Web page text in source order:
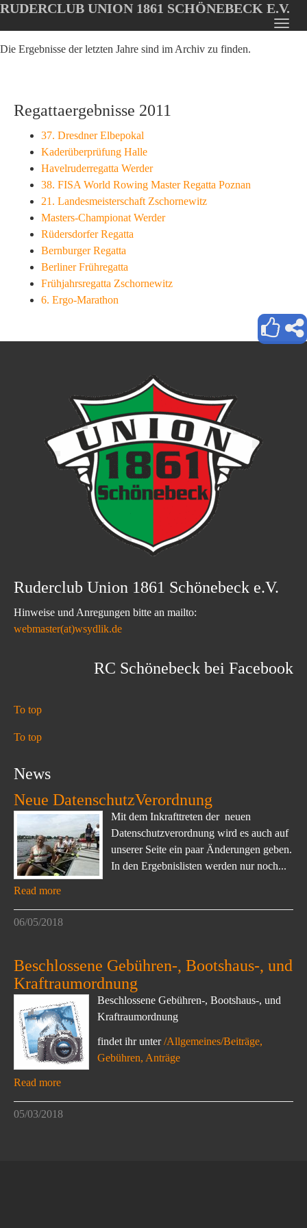
Oops, an error occurred! Code: 20260807152109b5da9bfc
to
RUDERCLUB UNION 1861 SCHÖNEBECK E.V.
Die Ergebnisse der letzten Jahre sind im Archiv zu finden.
Regattaergebnisse 2011
37. Dresdner Elbepokal
Kaderüberprüfung Halle
Havelruderregatta Werder
38. FISA World Rowing Master Regatta Poznan
21. Landesmeisterschaft Zschornewitz
Masters-Championat Werder
Rüdersdorfer Regatta
Bernburger Regatta
Berliner Frühregatta
Frühjahrsregatta Zschornewitz
6. Ergo-Marathon
Ruderclub Union 1861 Schönebeck e.V.
Hinweise und Anregungen bitte an mailto:
webmaster(at)wsydlik.de
RC Schönebeck bei Facebook
To top
To top
News
Neue DatenschutzVerordnung
Mit dem Inkrafttreten der neuen
Datenschutzverordnung wird es auch auf
unserer Seite ein paar Änderungen geben.
In den Ergebnislisten werden nur noch...
Read more
06/05/2018
Beschlossene Gebühren-, Bootshaus-, und
Kraftraumordnung
Beschlossene Gebühren-, Bootshaus-, und
Kraftraumordnung
findet ihr unter/Allgemeines/Beiträge,
Gebühren, Anträge
Read more
05/03/2018